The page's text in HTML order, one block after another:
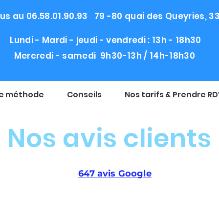
au 06.58.01.90.93 79 -80 quai des Queyries,
Lundi - Mardi - jeudi - vendredi : 13h - 18h30
Mercredi - samedi 9h30-13h / 14h-18h30
méthode Conseils Nos tarifs & Prendre
Nos avis clients
647 avis Google